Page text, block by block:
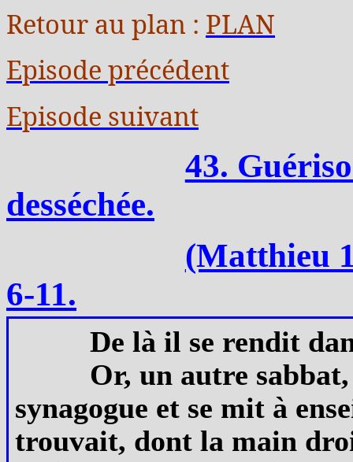
Retour au plan : PLAN
Episode précédent
Episode suivant
43.
desséchée.
(Matthieu
6-11.
De là il se rendit
Or, un autre
synagogue et se mit à
trouvait, dont la main